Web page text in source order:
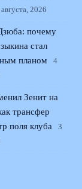
2026
почему
стал
планом
4
Зенит на
трансфер
поля клуба
3